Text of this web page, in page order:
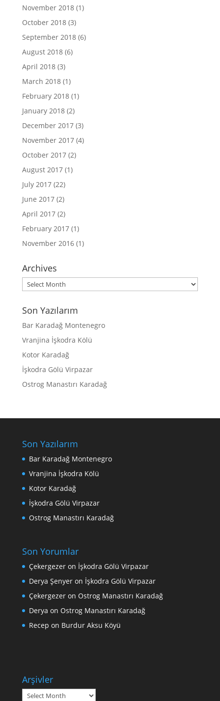
November 2018(1)
October 2018(3)
September 2018(6)
August 2018(6)
April 2018(3)
March 2018(1)
February 2018(1)
January 2018(2)
December 2017(3)
November 2017(4)
October 2017(2)
August 2017(1)
July 2017(22)
June 2017(2)
April 2017(2)
February 2017(1)
November 2016(1)
Archives
Archives
Son Yazılarım
Bar Karadağ Montenegro
Vranjina İşkodra Kölü
Kotor Karadağ
İşkodra Gölü Virpazar
Ostrog Manastırı Karadağ
Son Yazılarım
Bar Karadağ Montenegro
Vranjina İşkodra Kölü
Kotor Karadağ
İşkodra Gölü Virpazar
Ostrog Manastırı Karadağ
Son Yorumlar
Çekergezeron İşkodra Gölü Virpazar
Derya Şenyeron İşkodra Gölü Virpazar
Çekergezeron Ostrog Manastırı Karadağ
Derya on Ostrog Manastırı Karadağ
Recep on Burdur Aksu Köyü
Arşivler
Arşivler